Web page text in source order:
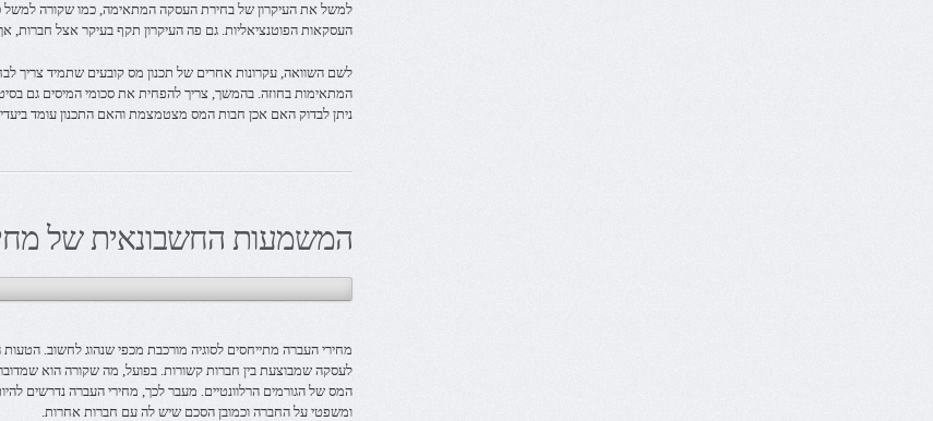
למשל את העיקרון של בחירת העסקה המתאימה, כמו שקורה למשל
העסקאות הפוטנציאליות. גם פה העיקרון תקף בעיקר אצל חברות,
לשם השוואה, עקרונות אחרים של תכנון מס קובעים שתמיד צריך
המתאימות בחוזה. בהמשך, צריך להפחית את סכומי המיסים גם
ניתן לבדוק האם אכן חבות המס מצטמצמת והאם התכנון עומד
המשמעות החשבונאית של
מחירי העברה מתייחסים לסוגיה מורכבת מכפי שנהוג לחשוב.
לעסקה שמבוצעת בין חברות קשורות. בפועל, מה שקורה הוא
המס של הגורמים הרלוונטיים. מעבר לכך, מחירי העברה נדרשים
ומשפטי על החברה וכמובן הסכם שיש לה עם חברות אחרות.